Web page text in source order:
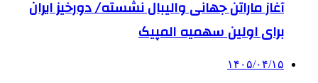
آغاز ماراتن جهانی والیبال نشسته/ دورخیز ایران
برای اولین سهمیه المپیک
۱۴۰۵/۰۴/۱۵